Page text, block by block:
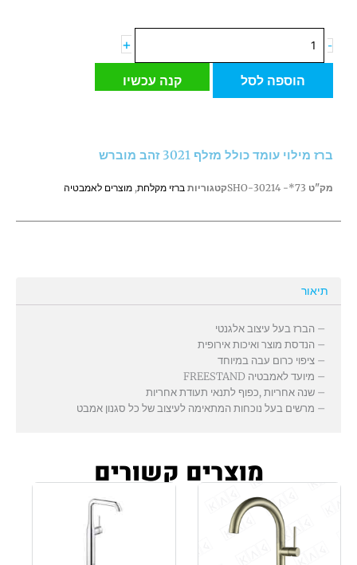
-
של
מילוי
3021
מוברש
+
הוספה לסל קנה עכשיו
ברז מילוי עומד כולל מזלף 3021 זהב מוברש
מק"ט 73*- 30214-SHO קטגוריות ברזי מקלחת, מוצרים לאמבטיה
תיאור
– הברז בעל עיצוב אלגנטי
– הנדסת מוצר ואיכות אירופית
– ציפוי כרום עבה במיוחד
– מיועד לאמבטיה FREESTAND
– שנה אחריות ,כפוף לתנאי תעודת אחריות
– מרשים בעל נוכחות המתאימה לעיצוב של כל סגנון אמבט
מוצרים קשורים
זה
יש
סוגים.